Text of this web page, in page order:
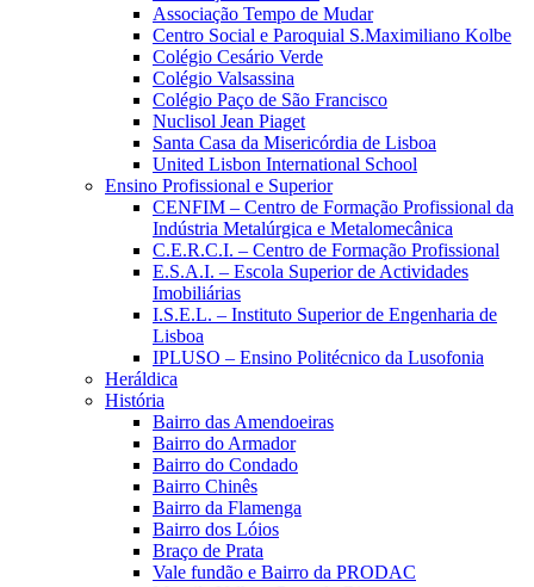
Associação Tempo de Mudar
Centro Social e Paroquial S.Maximiliano Kolbe
Colégio Cesário Verde
Colégio Valsassina
Colégio Paço de São Francisco
Nuclisol Jean Piaget
Santa Casa da Misericórdia de Lisboa
United Lisbon International School
Ensino Profissional e Superior
CENFIM – Centro de Formação Profissional da
Indústria Metalúrgica e Metalomecânica
C.E.R.C.I. – Centro de Formação Profissional
E.S.A.I. – Escola Superior de Actividades
Imobiliárias
I.S.E.L. – Instituto Superior de Engenharia de
Lisboa
IPLUSO – Ensino Politécnico da Lusofonia
Heráldica
História
Bairro das Amendoeiras
Bairro do Armador
Bairro do Condado
Bairro Chinês
Bairro da Flamenga
Bairro dos Lóios
Braço de Prata
Vale fundão e Bairro da PRODAC